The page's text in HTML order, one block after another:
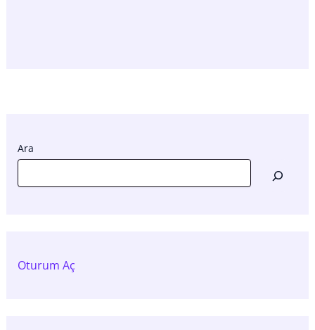
Ara
Oturum Aç